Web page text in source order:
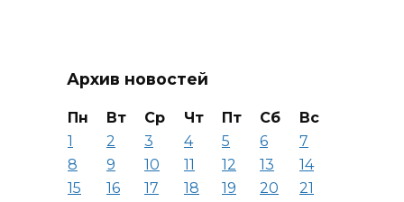
Архив новостей
Пн Вт Ср Чт Пт Сб
Вс
1
2 3 4 5 6
7
8
9 10 11 12 13
14
15
16 17 18 19 20
21